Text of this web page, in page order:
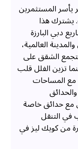
يأسر المستثمرين
يشترك هذا
دبي البارزة
العالمية،
الشقق على
تزين الفلل قلب
مع المساحات
مع حدائق خاصة
في التنقل
من كويك ليز في